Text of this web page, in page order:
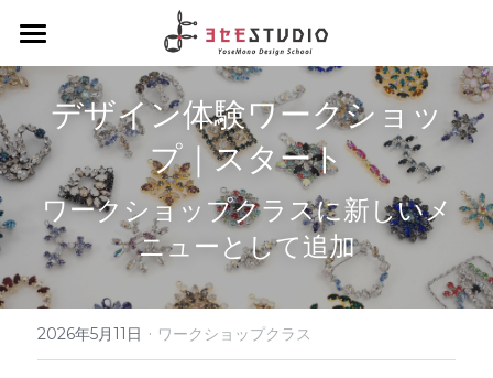
ヨセモSTUDIO
よせものデザインスクール
スクールについて
会員制度について
スタッフ紹介
Diplomaクラス
ディプロマクラスについて
デザインクラス
アルチザンクラス
Hobbyクラス
ホビークラスについて
1dayコース
Workshopクラス
ワークショップクラスについて
ENGLISH
デザイン体験ワークショッ
プ｜スタート
ワークショップクラスに新しいメ
ニューとして追加
2026年5月11日 · ワークショップクラス